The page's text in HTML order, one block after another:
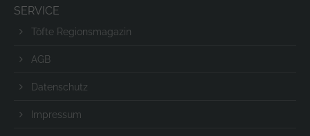
SERVICE
Töfte Regionsmagazin
AGB
Datenschutz
Impressum